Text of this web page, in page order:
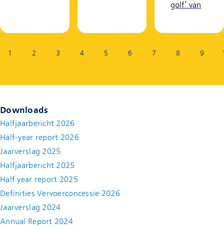
golf’ van
1 2 3 4 5 6 7 8 9
Downloads
Halfjaarbericht 2026
Half-year report 2026
Jaarverslag 2025
Halfjaarbericht 2025
Half year report 2025
Definities Vervoerconcessie 2026
Jaarverslag 2024
Annual Report 2024